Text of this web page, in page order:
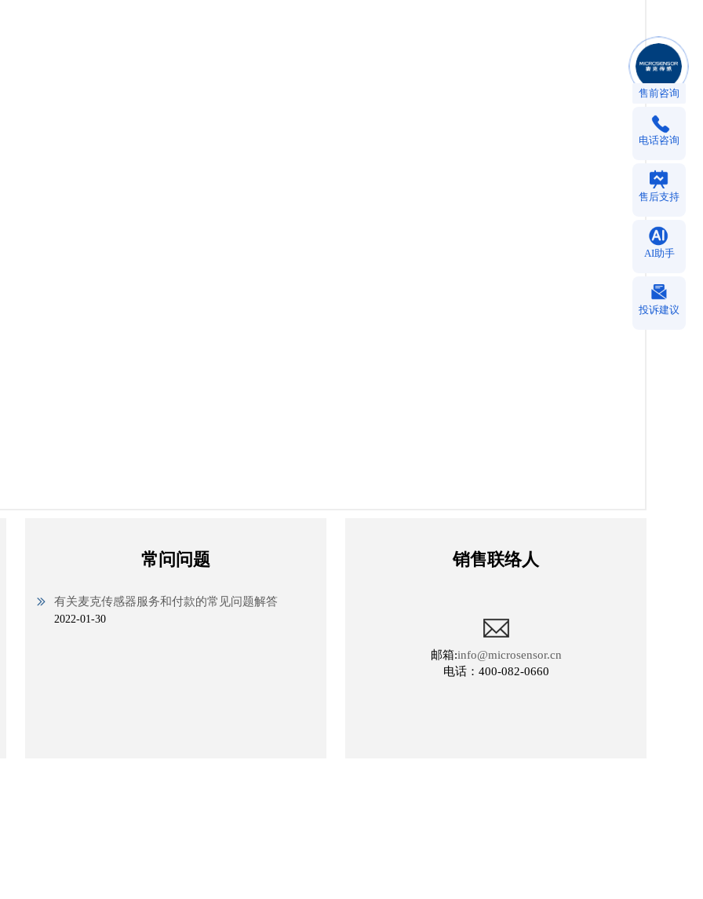
常问问题
有关麦克传感器服务和付款的常见问题解答
2022-01-30
销售联络人
邮箱:info@microsensor.cn
电话：400-082-0660
售前咨询
电话咨询
售后支持
AI助手
投诉建议